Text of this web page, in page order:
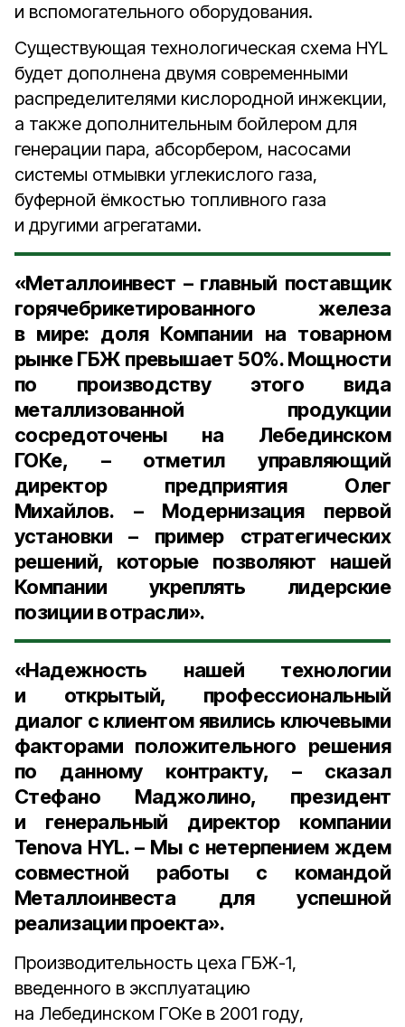
и вспомогательного оборудования.
Существующая технологическая схема HYL
будет дополнена двумя современными
распределителями кислородной инжекции,
а также дополнительным бойлером для
генерации пара, абсорбером, насосами
системы отмывки углекислого газа,
буферной ёмкостью топливного газа
и другими агрегатами.
«Металлоинвест – главный поставщик
горячебрикетированного железа
в мире: доля Компании на товарном
рынке ГБЖ превышает 50%. Мощности
по производству этого вида
металлизованной продукции
сосредоточены на Лебединском
ГОКе, – отметилуправляющий
директор предприятия Олег
Михайлов. – Модернизация первой
установки – пример стратегических
решений, которые позволяют нашей
Компании укреплять лидерские
позиции в отрасли».
«Надежность нашей технологии
и открытый, профессиональный
диалог с клиентом явились ключевыми
факторами положительного решения
по данному контракту, – сказал
Стефано Маджолино, президент
и генеральный директор компании
Tenova HYL. – Мы с нетерпением ждем
совместной работы с командой
Металлоинвеста для успешной
реализации проекта».
Производительность цеха ГБЖ-1,
введенного в эксплуатацию
на Лебединском ГОКе в 2001 году,